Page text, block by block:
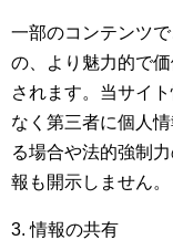
一部のコンテンツ
の、より魅力的で
されます。当サイ
なく第三者に個人
る場合や法的強制
報も開示しません。
3. 情報の共有